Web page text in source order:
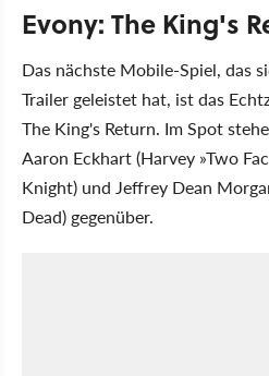
Evony: The King's
Das nächste Mobile-Spiel, das
Trailer geleistet hat, ist das
The King's Return. Im Spot
Aaron Eckhart (Harvey »Two
Knight) und Jeffrey Dean
Dead) gegenüber.